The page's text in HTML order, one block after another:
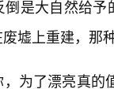
是大自然给
墟上重建，那
为了漂亮真